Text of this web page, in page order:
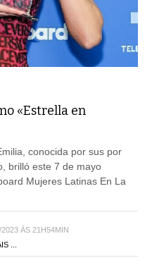
«Estrella en
conocida por sus por
brilló este 7 de mayo
Mujeres Latinas En La
ÀS 21H54MIN
...